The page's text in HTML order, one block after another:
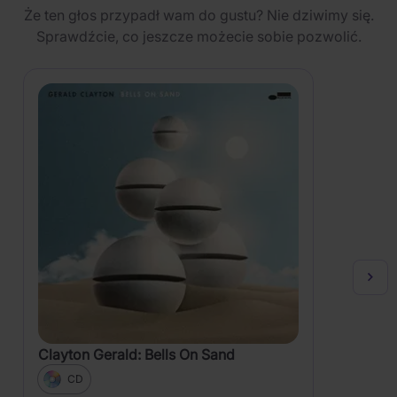
Że ten głos przypadł wam do gustu? Nie dziwimy się.
Sprawdźcie, co jeszcze możecie sobie pozwolić.
Clayton Gerald: Bells On Sand
CD